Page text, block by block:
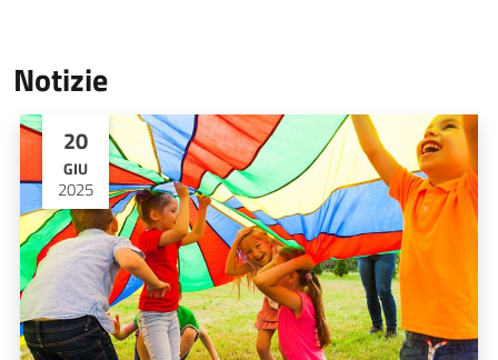
Notizie
20
GIU
2025